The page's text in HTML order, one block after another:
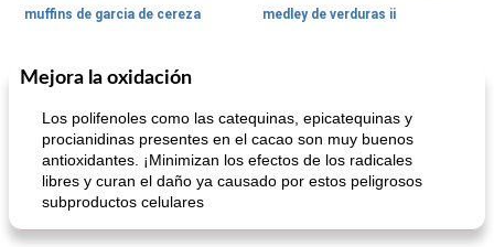
muffins de garcia de cereza medley de verduras ii
58
Galleta De Bar
Mejora la oxidación
Los polifenoles como las catequinas, epicatequinas y
procianidinas presentes en el cacao son muy buenos
antioxidantes. ¡Minimizan los efectos de los radicales
libres y curan el daño ya causado por estos peligrosos
subproductos celulares